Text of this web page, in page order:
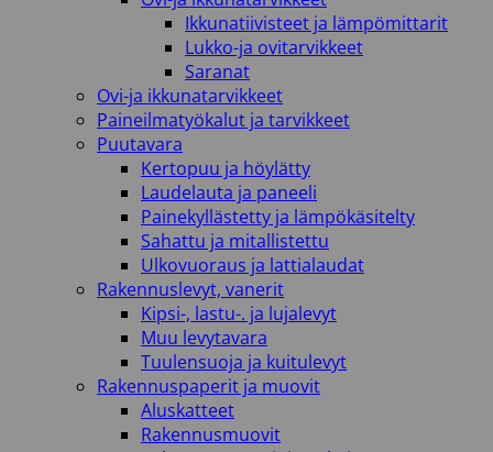
Ikkunatiivisteet ja lämpömittarit
Lukko-ja ovitarvikkeet
Saranat
Ovi-ja ikkunatarvikkeet
Paineilmatyökalut ja tarvikkeet
Puutavara
Kertopuu ja höylätty
Laudelauta ja paneeli
Painekyllästetty ja lämpökäsitelty
Sahattu ja mitallistettu
Ulkovuoraus ja lattialaudat
Rakennuslevyt, vanerit
Kipsi-, lastu-. ja lujalevyt
Muu levytavara
Tuulensuoja ja kuitulevyt
Rakennuspaperit ja muovit
Aluskatteet
Rakennusmuovit